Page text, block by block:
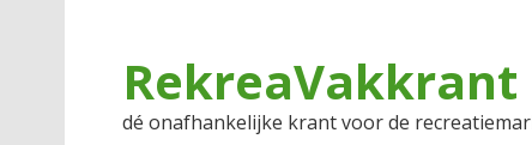
RekreaVakkrant
dé onafhankelijke krant voor de